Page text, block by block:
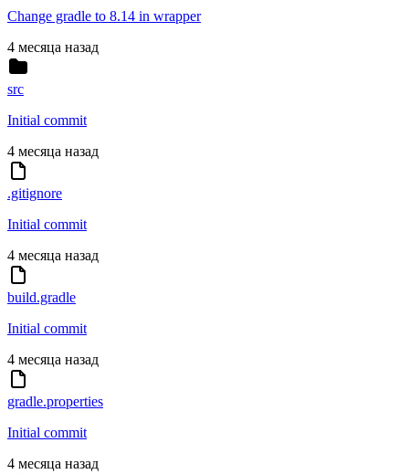
Change gradle to 8.14 in wrapper
4 месяца назад
src
Initial commit
4 месяца назад
.gitignore
Initial commit
4 месяца назад
build.gradle
Initial commit
4 месяца назад
gradle.properties
Initial commit
4 месяца назад